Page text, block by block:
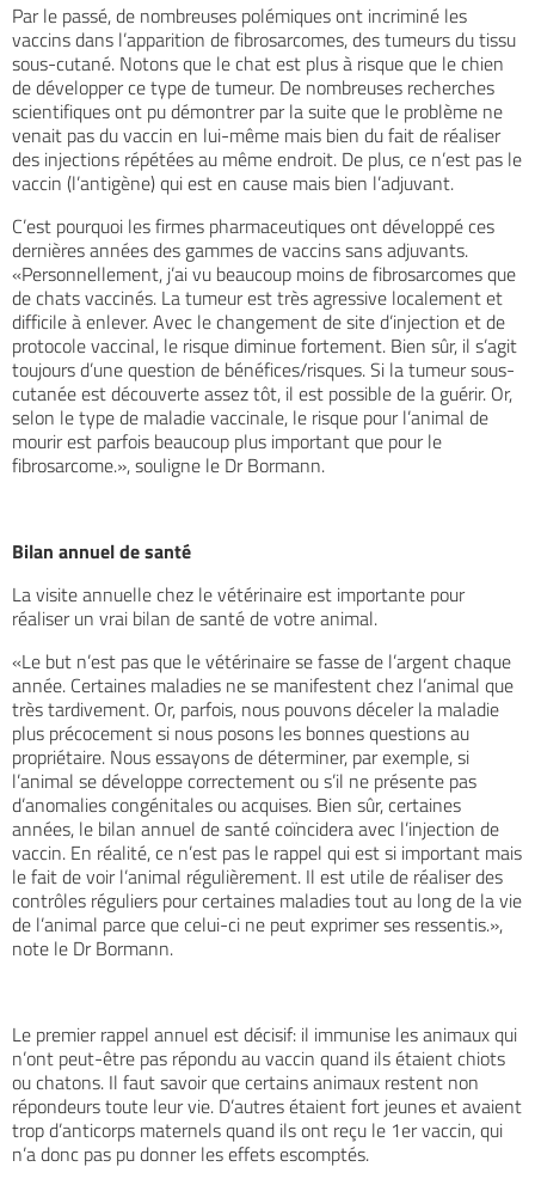
Par le passé, de nombreuses polémiques ont incriminé les
vaccins dans l’apparition de fibrosarcomes, des tumeurs du tissu
sous-cutané. Notons que le chat est plus à risque que le chien
de développer ce type de tumeur. De nombreuses recherches
scientifiques ont pu démontrer par la suite que le problème ne
venait pas du vaccin en lui-même mais bien du fait de réaliser
des injections répétées au même endroit. De plus, ce n’est pas le
vaccin (l’antigène) qui est en cause mais bien l’adjuvant.
C’est pourquoi les firmes pharmaceutiques ont développé ces
dernières années des gammes de vaccins sans adjuvants.
«Personnellement, j’ai vu beaucoup moins de fibrosarcomes que
de chats vaccinés. La tumeur est très agressive localement et
difficile à enlever. Avec le changement de site d’injection et de
protocole vaccinal, le risque diminue fortement. Bien sûr, il s’agit
toujours d’une question de bénéfices/risques. Si la tumeur sous-
cutanée est découverte assez tôt, il est possible de la guérir. Or,
selon le type de maladie vaccinale, le risque pour l’animal de
mourir est parfois beaucoup plus important que pour le
fibrosarcome.», souligne le Dr Bormann.
Bilan annuel de santé
La visite annuelle chez le vétérinaire est importante pour
réaliser un vrai bilan de santé de votre animal.
«Le but n’est pas que le vétérinaire se fasse de l’argent chaque
année. Certaines maladies ne se manifestent chez l’animal que
très tardivement. Or, parfois, nous pouvons déceler la maladie
plus précocement si nous posons les bonnes questions au
propriétaire. Nous essayons de déterminer, par exemple, si
l’animal se développe correctement ou s’il ne présente pas
d’anomalies congénitales ou acquises. Bien sûr, certaines
années, le bilan annuel de santé coïncidera avec l’injection de
vaccin. En réalité, ce n’est pas le rappel qui est si important mais
le fait de voir l’animal régulièrement. Il est utile de réaliser des
contrôles réguliers pour certaines maladies tout au long de la vie
de l’animal parce que celui-ci ne peut exprimer ses ressentis.»,
note le Dr Bormann.
Le premier rappel annuel est décisif: il immunise les animaux qui
n’ont peut-être pas répondu au vaccin quand ils étaient chiots
ou chatons. Il faut savoir que certains animaux restent non
répondeurs toute leur vie. D’autres étaient fort jeunes et avaient
trop d’anticorps maternels quand ils ont reçu le 1er vaccin, qui
n’a donc pas pu donner les effets escomptés.